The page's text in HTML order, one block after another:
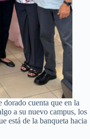
cuenta que en la
a su nuevo campus, los
está de la banqueta hacia